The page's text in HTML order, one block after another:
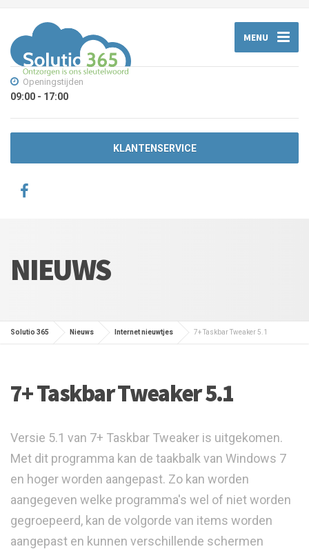
MENU
Openingstijden
09:00 - 17:00
KLANTENSERVICE
NIEUWS
Solutio 365 Nieuws Internet nieuwtjes 7+ Taskbar Tweaker 5.1
7+ Taskbar Tweaker 5.1
Versie 5.1 van 7+ Taskbar Tweaker is uitgekomen.
Met dit programma kan de taakbalk van Windows 7
en hoger worden aangepast. Zo kan worden
aangegeven welke programma's wel of niet worden
gegroepeerd, kan de volgorde van items worden
aangepast en kunnen verschillende schermen